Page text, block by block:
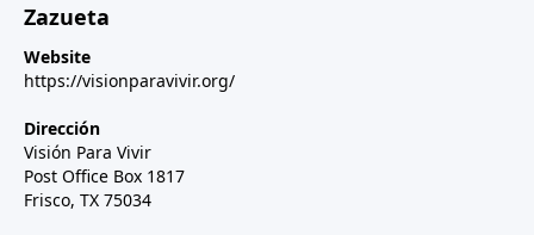
Zazueta
Website
https://visionparavivir.org/
Dirección
Visión Para Vivir
Post Office Box 1817
Frisco, TX 75034